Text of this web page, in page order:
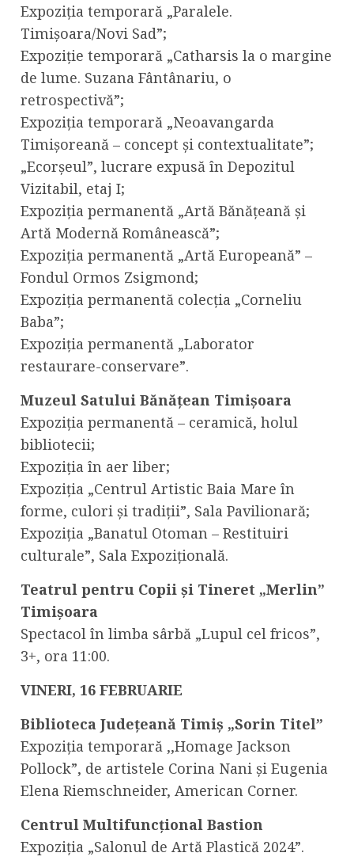
Expoziția temporară „Paralele.
Timișoara/Novi Sad”;
Expoziție temporară „Catharsis la o margine
de lume. Suzana Fântânariu, o
retrospectivă”;
Expoziția temporară „Neoavangarda
Timișoreană – concept și contextualitate”;
„Ecorșeul”, lucrare expusă în Depozitul
Vizitabil, etaj I;
Expoziția permanentă „Artă Bănățeană și
Artă Modernă Românească”;
Expoziția permanentă „Artă Europeană” –
Fondul Ormos Zsigmond;
Expoziția permanentă colecția „Corneliu
Baba”;
Expoziția permanentă „Laborator
restaurare-conservare”.
Muzeul Satului Bănățean Timișoara
Expoziția permanentă – ceramică, holul
bibliotecii;
Expoziția în aer liber;
Expoziția „Centrul Artistic Baia Mare în
forme, culori și tradiții”, Sala Pavilionară;
Expoziția „Banatul Otoman – Restituiri
culturale”, Sala Expozițională.
Teatrul pentru Copii și Tineret „Merlin”
Timișoara
Spectacol în limba sârbă „Lupul cel fricos”,
3+, ora 11:00.
VINERI, 16 FEBRUARIE
Biblioteca Județeană Timiș „Sorin Titel”
Expoziția temporară ,,Homage Jackson
Pollock”, de artistele Corina Nani și Eugenia
Elena Riemschneider, American Corner.
Centrul Multifuncțional Bastion
Expoziția „Salonul de Artă Plastică 2024”.